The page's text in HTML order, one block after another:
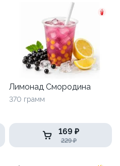
Лимонад Смородина
370 грамм
169 ₽
229 ₽